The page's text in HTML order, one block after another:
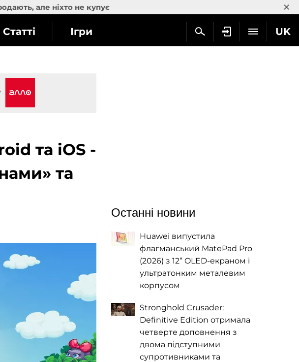
але ніхто не купує ×
UK
Статті Ігри
та iOS -
та
Останні новини
Huawei випустила
флагманський MatePad Pro
(2026) з 12” OLED-екраном і
ультратонким металевим
корпусом
Stronghold Crusader:
Definitive Edition отримала
четверте доповнення з
двома підступними
супротивниками та